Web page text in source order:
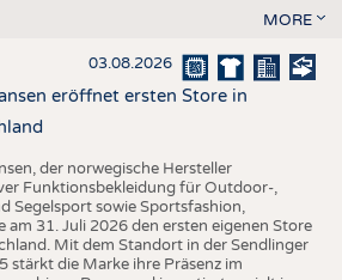
MORE
03.08.2026
eröffnet ersten Store in
der norwegische Hersteller
Funktionsbekleidung für Outdoor-,
Segelsport sowie Sportsfashion,
am 31. Juli 2026 den ersten eigenen Store
Mit dem Standort in der Sendlinger
stärkt die Marke ihre Präsenz im